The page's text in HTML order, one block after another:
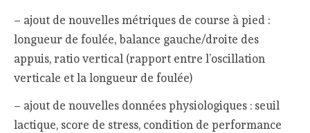
– ajout de nouvelles métriques de course à pied :
longueur de foulée, balance gauche/droite des
appuis, ratio vertical (rapport entre l’oscillation
verticale et la longueur de foulée)
– ajout de nouvelles données physiologiques : seuil
lactique, score de stress, condition de performance